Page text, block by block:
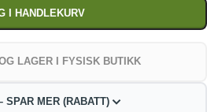
I HANDLEKURV
LAGER I FYSISK BUTIKK
SPAR MER (RABATT)